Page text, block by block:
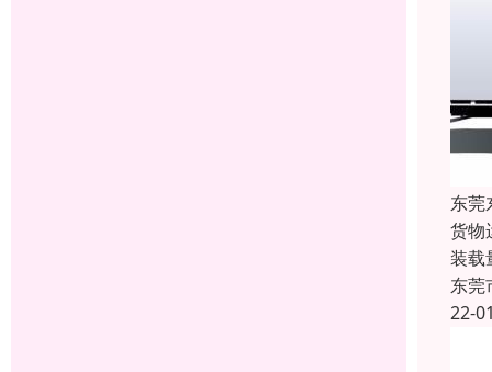
东莞
货物
装载
东莞
22-